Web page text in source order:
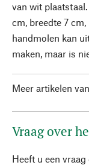
van wit
cm, breedte 7
handmolen kan
maken, maar is
Meer artikelen van
Vraag over
Heeft u een